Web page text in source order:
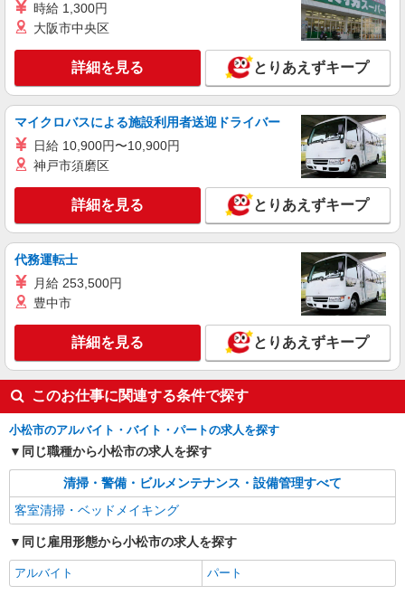
時給 1,300円
大阪市中央区
詳細を見る とりあえずキープ
マイクロバスによる施設利用者送迎ドライバー
日給 10,900円〜10,900円
神戸市須磨区
詳細を見る とりあえずキープ
代務運転士
月給 253,500円
豊中市
詳細を見る とりあえずキープ
このお仕事に関連する条件で探す
小松市のアルバイト・バイト・パートの求人を探す
同じ職種から小松市の求人を探す
清掃・警備・ビルメンテナンス・設備管理すべて
客室清掃・ベッドメイキング
同じ雇用形態から小松市の求人を探す
アルバイト パート